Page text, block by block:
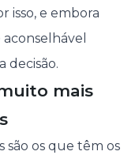
isso, e embora
decisão.
mais
são os que têm os